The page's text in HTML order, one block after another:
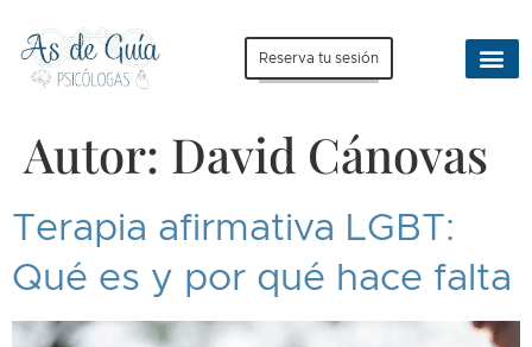
Reserva tu sesión
Autor: David Cánovas
Terapia afirmativa LGBT:
Qué es y por qué hace falta